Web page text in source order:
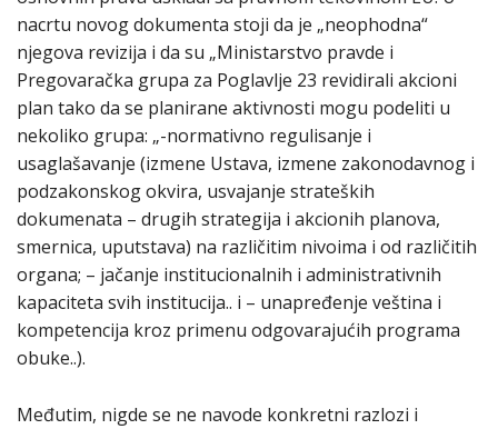
nacrtu novog dokumenta stoji da je „neophodna“
njegova revizija i da su „Ministarstvo pravde i
Pregovaračka grupa za Poglavlje 23 revidirali akcioni
plan tako da se planirane aktivnosti mogu podeliti u
nekoliko grupa: „-normativno regulisanje i
usaglašavanje (izmene Ustava, izmene zakonodavnog i
podzakonskog okvira, usvajanje strateških
dokumenata – drugih strategija i akcionih planova,
smernica, uputstava) na različitim nivoima i od različitih
organa; – jačanje institucionalnih i administrativnih
kapaciteta svih institucija.. i – unapređenje veština i
kompetencija kroz primenu odgovarajućih programa
obuke..).
Međutim, nigde se ne navode konkretni razlozi i